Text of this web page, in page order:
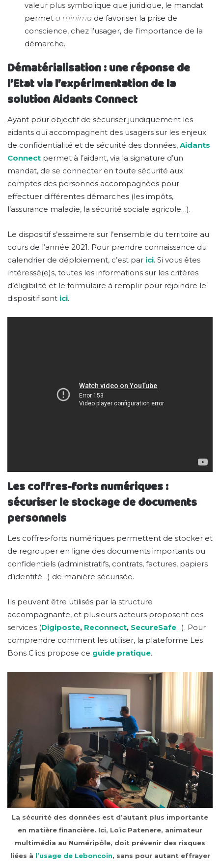
valeur plus symbolique que juridique, le mandat
permet a minima de favoriser la prise de
conscience, chez l’usager, de l’importance de la
démarche.
Dématérialisation : une réponse de
l’Etat via l’expérimentation de la
solution Aidants Connect
Ayant pour objectif de sécuriser juridiquement les
aidants qui accompagnent des usagers sur les enjeux
de confidentialité et de sécurité des données, Aidants
Connect permet à l’aidant, via la signature d’un
mandat, de se connecter en toute sécurité aux
comptes des personnes accompagnées pour
effectuer différentes démarches (les impôts,
l’assurance maladie, la sécurité sociale agricole…).
Le dispositif s’essaimera sur l’ensemble du territoire au
cours de l’année 2021. Pour prendre connaissance du
calendrier de déploiement, c’est par ici. Si vous êtes
intéressé(e)s, toutes les informations sur les critères
d’éligibilité et le formulaire à remplir pour rejoindre le
dispositif sont ici.
Les coffres-forts numériques :
sécuriser le stockage de documents
personnels
Les coffres-forts numériques permettent de stocker et
de regrouper en ligne des documents importants ou
confidentiels (administratifs, contrats, factures, papiers
d’identité…) de manière sécurisée.
Ils peuvent être utilisés par la structure
accompagnante, et plusieurs acteurs proposent ces
services (Digiposte, Reconnect, SecureSafe…). Pour
comprendre comment les utiliser, la plateforme Les
Bons Clics propose ce guide pratique.
La sécurité des données est d’autant plus importante
en matière financière. Ici, Loïc Patenere, animateur
multimédia au Numéripôle, doit prévenir des risques
liées à l’usage de Leboncoin, sans pour autant effrayer